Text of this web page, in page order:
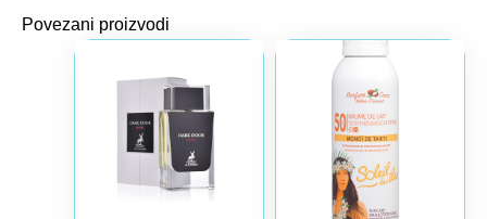
Povezani proizvodi
Raspon cena: od 4,00 € do 31,00 €
Ovaj proizvod ima više varijanti. Opcije mogu biti